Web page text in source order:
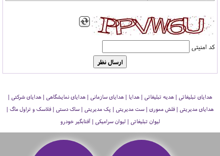
کد امنیتی
هدایای تبلیغاتی | هدیه تبلیغاتی | هدایا | هدایای سازمانی | هدایای نمایشگاهی | هدایای شرکتی |
هدایای مدیریتی | فلش مموری | ست مدیریتی | پک مدیریتی | ساک دستی | فلاسک و تراول ماگ |
لیوان تبلیغاتی | لیوان سرامیکی | آفتابگیر خودرو